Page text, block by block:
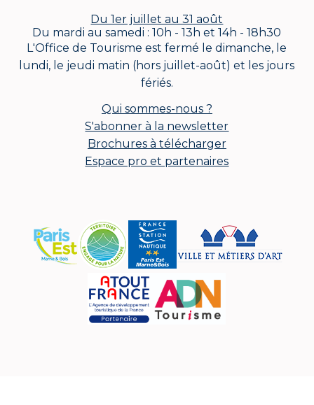
Du 1er juillet au 31 août
Du mardi au samedi : 10h - 13h et 14h - 18h30
L'Office de Tourisme est fermé le dimanche, le
lundi, le jeudi matin (hors juillet-août) et les jours
fériés.
Qui sommes-nous ?
S'abonner à la newsletter
Brochures à télécharger
Espace pro et partenaires